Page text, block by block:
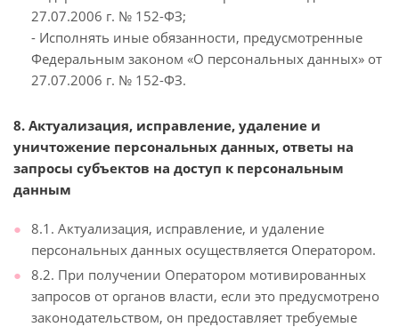
27.07.2006 г. № 152-ФЗ;
- Исполнять иные обязанности, предусмотренные
Федеральным законом «О персональных данных» от
27.07.2006 г. № 152-ФЗ.
8. Актуализация, исправление, удаление и
уничтожение персональных данных, ответы на
запросы субъектов на доступ к персональным
данным
8.1. Актуализация, исправление, и удаление
персональных данных осуществляется Оператором.
8.2. При получении Оператором мотивированных
запросов от органов власти, если это предусмотрено
законодательством, он предоставляет требуемые